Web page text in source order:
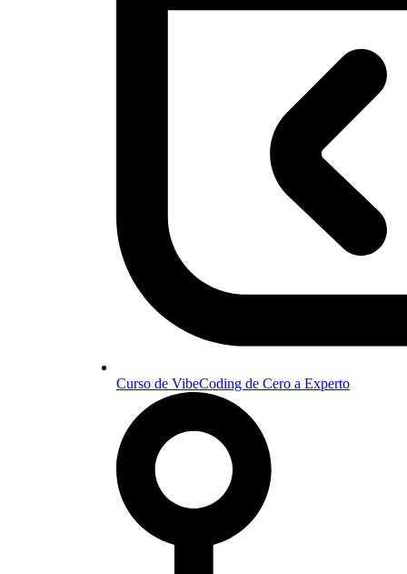
Curso de VibeCoding de Cero a Experto